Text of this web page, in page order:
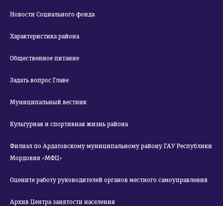
Новости Социального фонда
Характеристика района
Общественное питание
Задать вопрос Главе
Муниципальный вестник
Культурная и спортивная жизнь района
Филиал по Ардатовскому муниципальному району ГАУ Республики
Мордовия «МФЦ»
Оцените работу руководителей органов местного самоуправления
Архив Центра занятости населения